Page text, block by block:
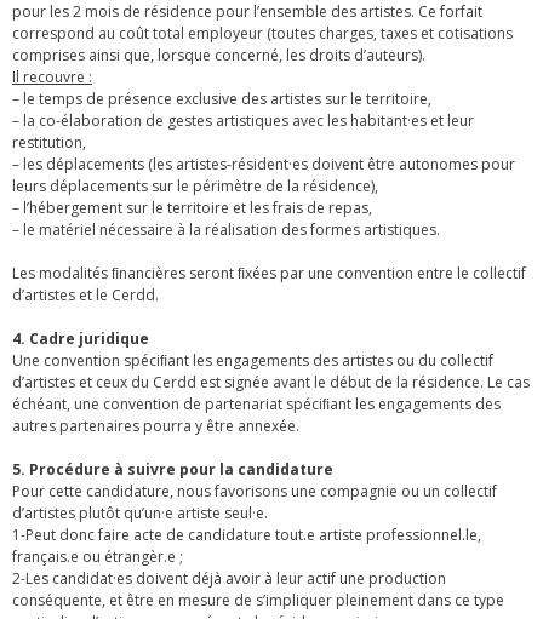
pour les 2 mois de résidence pour l’ensemble des artistes. Ce forfait
correspond au coût total employeur (toutes charges, taxes et cotisations
comprises ainsi que, lorsque concerné, les droits d’auteurs).
Il recouvre :
– le temps de présence exclusive des artistes sur le territoire,
– la co-élaboration de gestes artistiques avec les habitant·es et leur
restitution,
– les déplacements (les artistes-résident·es doivent être autonomes pour
leurs déplacements sur le périmètre de la résidence),
– l’hébergement sur le territoire et les frais de repas,
– le matériel nécessaire à la réalisation des formes artistiques.
Les modalités ﬁnancières seront ﬁxées par une convention entre le collectif
d’artistes et le Cerdd.
4. Cadre juridique
Une convention spéciﬁant les engagements des artistes ou du collectif
d’artistes et ceux du Cerdd est signée avant le début de la résidence. Le cas
échéant, une convention de partenariat spéciﬁant les engagements des
autres partenaires pourra y être annexée.
5. Procédure à suivre pour la candidature
Pour cette candidature, nous favorisons une compagnie ou un collectif
d’artistes plutôt qu’un·e artiste seul·e.
1-Peut donc faire acte de candidature tout.e artiste professionnel.le,
français.e ou étrangèr.e ;
2-Les candidat·es doivent déjà avoir à leur actif une production
conséquente, et être en mesure de s’impliquer pleinement dans ce type